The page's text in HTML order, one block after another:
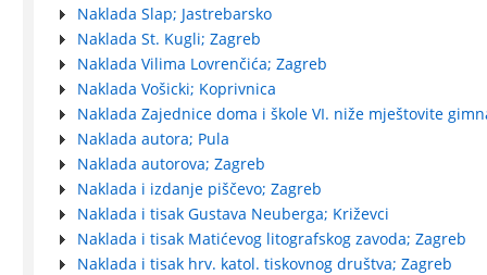
Naklada Slap; Jastrebarsko
Naklada St. Kugli; Zagreb
Naklada Vilima Lovrenčića; Zagreb
Naklada Vošicki; Koprivnica
Naklada Zajednice doma i škole VI. niže mještovite
Naklada autora; Pula
Naklada autorova; Zagreb
Naklada i izdanje piščevo; Zagreb
Naklada i tisak Gustava Neuberga; Križevci
Naklada i tisak Matićevog litografskog zavoda; Zagreb
Naklada i tisak hrv. katol. tiskovnog društva; Zagreb